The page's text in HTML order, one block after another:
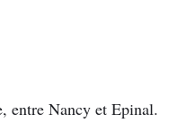
entre Nancy et Epinal.